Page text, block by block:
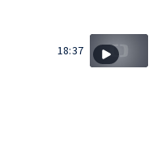
18:37